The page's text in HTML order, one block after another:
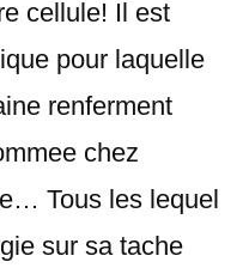
cellule! Il est
pour laquelle
renferment
chez
Tous les lequel
sur sa tache